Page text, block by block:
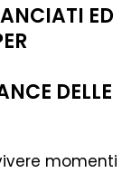
ED
DELLE
momenti